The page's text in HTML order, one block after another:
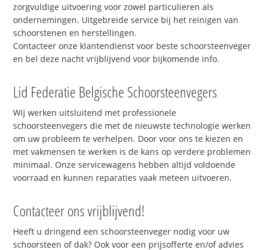
zorgvuldige uitvoering voor zowel particulieren als
ondernemingen. Uitgebreide service bij het reinigen van
schoorstenen en herstellingen.
Contacteer onze klantendienst voor beste schoorsteenveger
en bel deze nacht vrijblijvend voor bijkomende info.
Lid Federatie Belgische Schoorsteenvegers
Wij werken uitsluitend met professionele
schoorsteenvegers die met de nieuwste technologie werken
om uw probleem te verhelpen. Door voor ons te kiezen en
met vakmensen te werken is de kans op verdere problemen
minimaal. Onze servicewagens hebben altijd voldoende
voorraad en kunnen reparaties vaak meteen uitvoeren.
Contacteer ons vrijblijvend!
Heeft u dringend een schoorsteenveger nodig voor uw
schoorsteen of dak? Ook voor een prijsofferte en/of advies